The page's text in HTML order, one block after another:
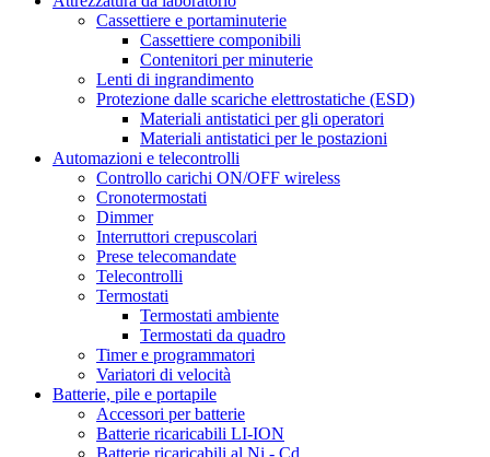
Cassettiere e portaminuterie
Cassettiere componibili
Contenitori per minuterie
Lenti di ingrandimento
Protezione dalle scariche elettrostatiche (ESD)
Materiali antistatici per gli operatori
Materiali antistatici per le postazioni
Automazioni e telecontrolli
Controllo carichi ON/OFF wireless
Cronotermostati
Dimmer
Interruttori crepuscolari
Prese telecomandate
Telecontrolli
Termostati
Termostati ambiente
Termostati da quadro
Timer e programmatori
Variatori di velocità
Batterie, pile e portapile
Accessori per batterie
Batterie ricaricabili LI-ION